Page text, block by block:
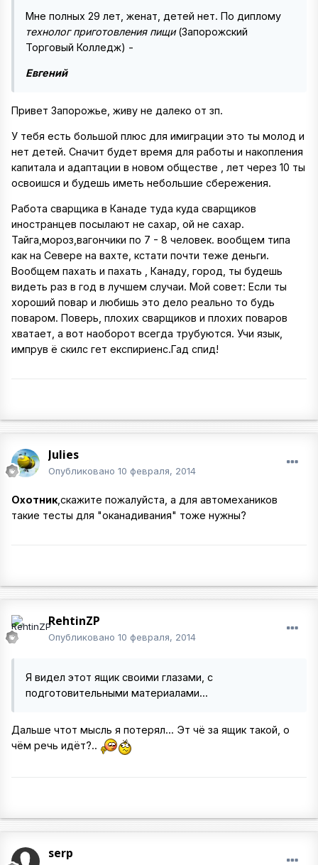
Мне полных 29 лет, женат, детей нет. По диплому
технолог приготовления пищи(Запорожский
Торговый Колледж) -
Евгений
Привет Запорожье, живу не далеко от зп.
У тебя есть большой плюс для имиграции это ты молод и
нет детей. Сначит будет время для работы и накопления
капитала и адаптации в новом обществе , лет через 10 ты
освоишся и будешь иметь небольшие сбережения.
Работа сварщика в Канаде туда куда сварщиков
иностранцев посылают не сахар, ой не сахар.
Тайга,мороз,вагончики по 7 - 8 человек. вообщем типа
как на Севере на вахте, кстати почти теже деньги.
Вообщем пахать и пахать , Канаду, город, ты будешь
видеть раз в год в лучшем случаи. Мой совет: Если ты
хороший повар и любишь это дело реально то будь
поваром. Поверь, плохих сварщиков и плохих поваров
хватает, а вот наоборот всегда трубуются. Учи язык,
импрув ё скилс гет експириенс.Гад спид!
Julies
Опубликовано 10 февраля, 2014
Охотник,скажите пожалуйста, а для автомехаников
такие тесты для "оканадивания" тоже нужны?
RehtinZP
Опубликовано 10 февраля, 2014
Я видел этот ящик своими глазами, с
подготовительными материалами...
Дальше чтот мысль я потерял... Эт чё за ящик такой, о
чём речь идёт?..
serp